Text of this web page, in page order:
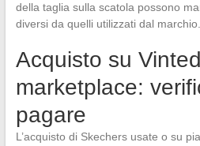
della taglia sulla scatola possono
diversi da quelli utilizzati dal marchio.
Acquisto su
marketplace:
pagare
L’acquisto di Skechers usate o su